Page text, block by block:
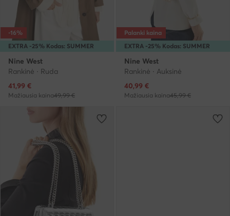
EXTRA -25% Kodas: SUMMER
-16%
Nine West
Rankinė · Ruda
Dabartinė kaina
41,99 €
Mažiausia kaina49,99 €
EXTRA -25% Kodas: SUMMER
Palanki kaina
Nine West
Rankinė · Auksinė
Dabartinė kaina
40,99 €
Mažiausia kaina45,99 €